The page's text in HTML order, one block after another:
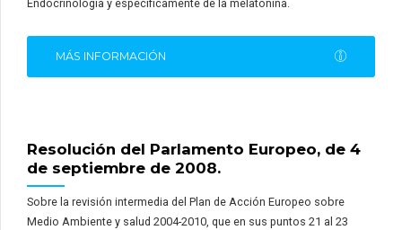
Endocrinología y específicamente de la melatonina.
MÁS INFORMACIÓN
Resolución del Parlamento Europeo, de 4
de septiembre de 2008.
Sobre la revisión intermedia del Plan de Acción Europeo sobre
Medio Ambiente y salud 2004-2010, que en sus puntos 21 al 23